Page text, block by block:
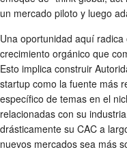
un mercado piloto y luego
Una oportunidad aquí
crecimiento orgánico que
Esto implica construir
startup como la fuente más
específico de temas en el
relacionadas con su
drásticamente su CAC a
nuevos mercados sea más